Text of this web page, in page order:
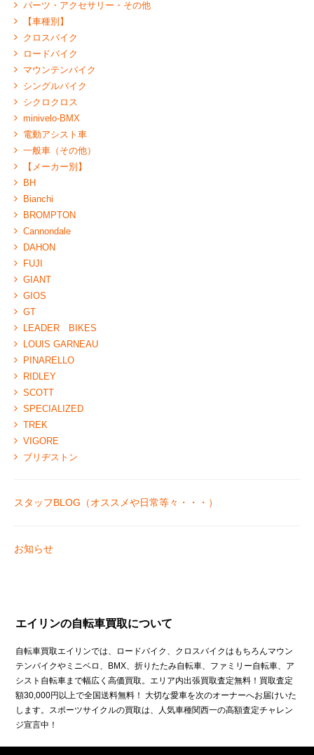
パーツ・アクセサリー・その他
【車種別】
クロスバイク
ロードバイク
マウンテンバイク
シングルバイク
シクロクロス
minivelo-BMX
電動アシスト車
一般車（その他）
【メーカー別】
BH
Bianchi
BROMPTON
Cannondale
DAHON
FUJI
GIANT
GIOS
GT
LEADER BIKES
LOUIS GARNEAU
PINARELLO
RIDLEY
SCOTT
SPECIALIZED
TREK
VIGORE
ブリヂストン
スタッフBLOG（オススメや日常等々・・・）
お知らせ
エイリンの自転車買取について
自転車買取エイリンでは、ロードバイク、クロスバイクはもちろんマウン
テンバイクやミニベロ、BMX、折りたたみ自転車、ファミリー自転車、ア
シスト自転車まで幅広く高価買取。エリア内出張買取査定無料！買取査定
額30,000円以上で全国送料無料！ 大切な愛車を次のオーナーへお届けいた
します。スポーツサイクルの買取は、人気車種関西一の高額査定チャレン
ジ宣言中！